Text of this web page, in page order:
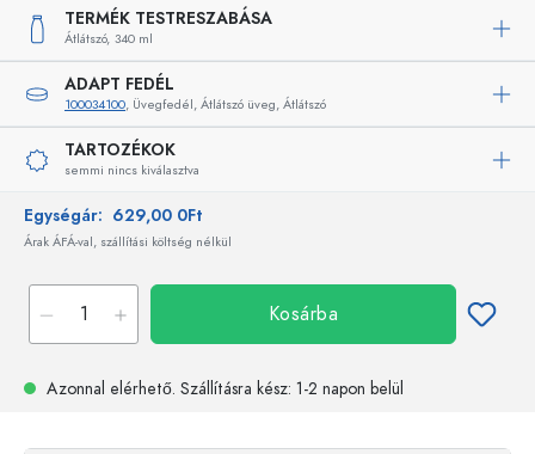
TERMÉK TESTRESZABÁSA
Átlátszó, 340 ml
ADAPT FEDÉL
100034100, Üvegfedél, Átlátszó üveg, Átlátszó
TARTOZÉKOK
semmi nincs kiválasztva
Egységár: 629,00 0Ft
Árak ÁFÁ-val, szállítási költség nélkül
Kosárba
Azonnal elérhető. Szállításra kész: 1-2 napon belül